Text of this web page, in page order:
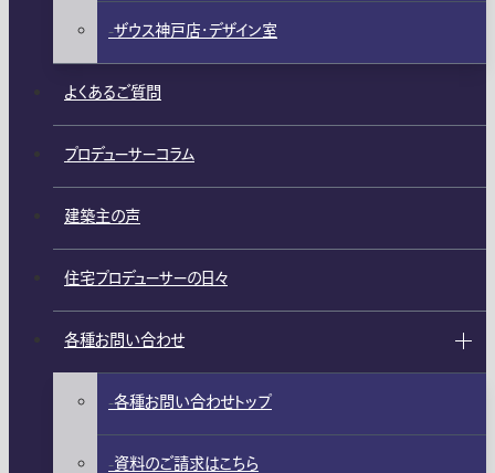
ザウス神戸店・デザイン室
よくあるご質問
プロデューサーコラム
建築主の声
住宅プロデューサーの日々
各種お問い合わせ
各種お問い合わせトップ
資料のご請求はこちら